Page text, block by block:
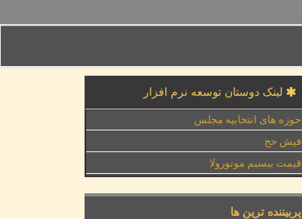
لینک دوستان توسعه نرم افزار
حوزه های انتخابیه مجلس
فیش حج
قیمت بیسیم موتورولا
پربیننده ترین ها